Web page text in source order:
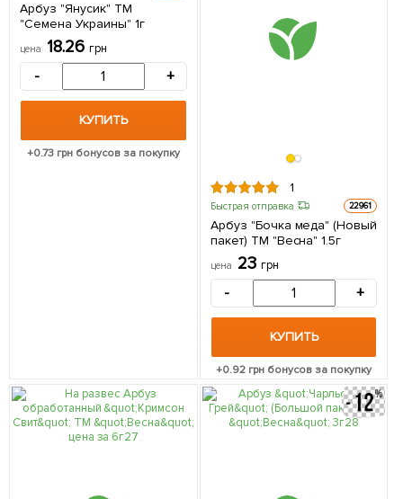
Арбуз "Янусик" ТМ
"Семена Украины" 1г
цена 18.26 грн
- +
КУПИТЬ
+0.73 грн бонусов за покупку
1
Быстрая отправка 22961
Арбуз "Бочка меда" (Новый
пакет) ТМ "Весна" 1.5г
цена 23 грн
- +
КУПИТЬ
+0.92 грн бонусов за покупку